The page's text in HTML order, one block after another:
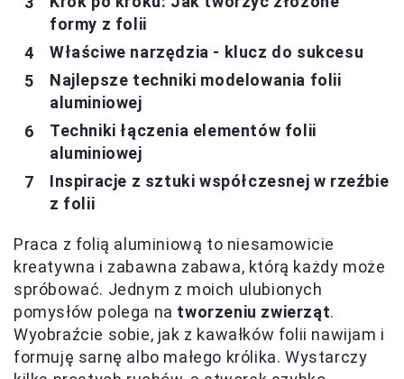
formy z folii
Właściwe narzędzia - klucz do sukcesu
Najlepsze techniki modelowania folii
aluminiowej
Techniki łączenia elementów folii
aluminiowej
Inspiracje z sztuki współczesnej w rzeźbie
z folii
Praca z folią aluminiową to niesamowicie
kreatywna i zabawna zabawa, którą każdy może
spróbować. Jednym z moich ulubionych
pomysłów polega na tworzeniu zwierząt.
Wyobraźcie sobie, jak z kawałków folii nawijam i
formuję sarnę albo małego królika. Wystarczy